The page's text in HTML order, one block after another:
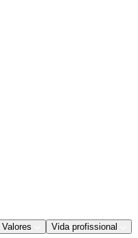
Valores Vida profissional